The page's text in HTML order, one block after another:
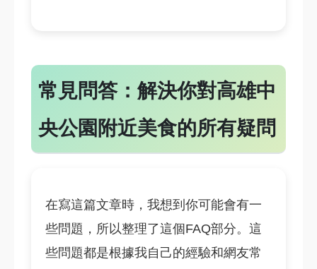
常見問答：解決你對高雄中
央公園附近美食的所有疑問
在寫這篇文章時，我想到你可能會有一
些問題，所以整理了這個FAQ部分。這
些問題都是根據我自己的經驗和網友常